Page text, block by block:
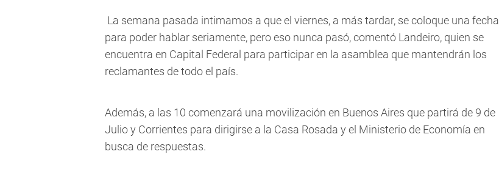
La semana pasada intimamos a que el viernes, a más tardar, se coloque una fecha
para poder hablar seriamente, pero eso nunca pasó, comentó Landeiro, quien se
encuentra en Capital Federal para participar en la asamblea que mantendrán los
reclamantes de todo el país.
Además, a las 10 comenzará una movilización en Buenos Aires que partirá de 9 de
Julio y Corrientes para dirigirse a la Casa Rosada y el Ministerio de Economía en
busca de respuestas.